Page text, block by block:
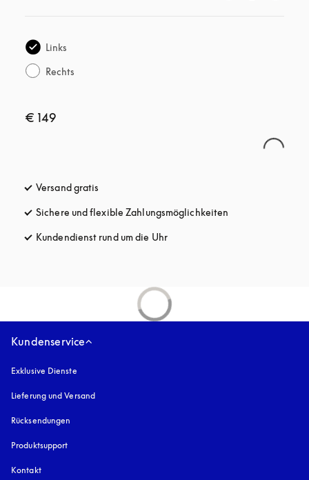
Links
Rechts
€ 149
Versand gratis
Sichere und flexible Zahlungsmöglichkeiten
Kundendienst rund um die Uhröffnet sich in einem neuen Tab
Kundenservice
Exklusive Dienste
Lieferung und Versand
Rücksendungen
Produktsupport
Kontakt